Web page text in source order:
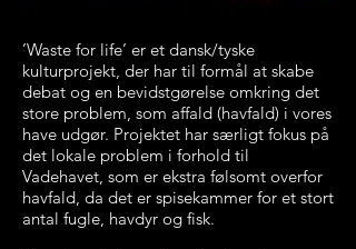
’Waste for life’ er et dansk/tyske
kulturprojekt, der har til formål at skabe
debat og en bevidstgørelse omkring det
store problem, som affald (havfald) i vores
have udgør. Projektet har særligt fokus på
det lokale problem i forhold til
Vadehavet, som er ekstra følsomt overfor
havfald, da det er spisekammer for et stort
antal fugle, havdyr og fisk.